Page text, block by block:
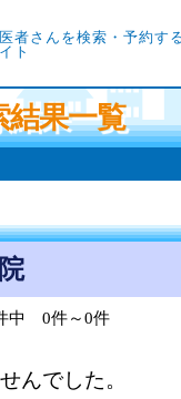
者さんを検索・予約す
ト
結果一覧
中 0件～0件
んでした。